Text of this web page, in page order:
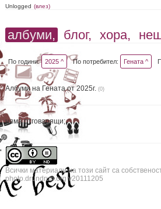
Unlogged (влез)
албуми, блог, хора,
По години: 2025 ^ По потребител: Гената ^
Албуми на Гената от 2025г. (0)
няма отговарящи;
Всички материали на този сайт са
photo.drundrun.org v20111205